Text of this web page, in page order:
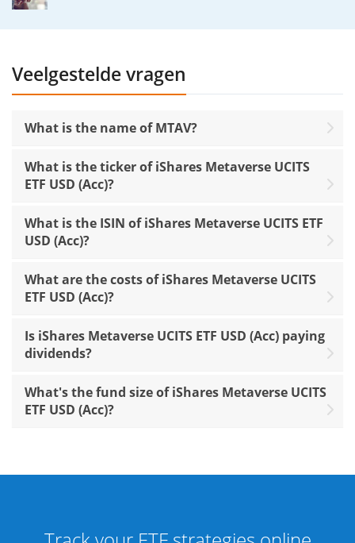
Veelgestelde vragen
What is the name of MTAV?
What is the ticker of iShares Metaverse UCITS
ETF USD (Acc)?
What is the ISIN of iShares Metaverse UCITS ETF
USD (Acc)?
What are the costs of iShares Metaverse UCITS
ETF USD (Acc)?
Is iShares Metaverse UCITS ETF USD (Acc) paying
dividends?
What's the fund size of iShares Metaverse UCITS
ETF USD (Acc)?